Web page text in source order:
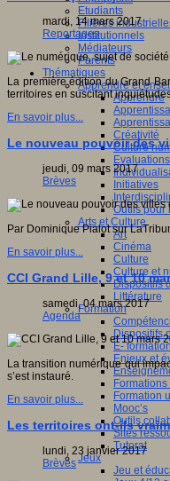
Etudiants
Filières
Institutionnels
Médiateurs
Parents
Thématiques
Apprendre et
Apprendre
Créativité
Culture
Evaluations
Initiatives
Outils pour
Arts et Culture
Art
Cinéma
Culture
Culture et
Dispositifs
Littérature
Formation
Dispositifs
E-
Enjeux et
Formation
Mooc’s
Outils
Sites
Tutorat
Jeux
Jeu et
mardi, 14 mars 2017
Reportages
La première édition du Grand
territoires en suscitant
En savoir plus...
Le nouveau pouvoir des
jeudi, 09 mars 2017
Brèves
Par Dominique Pialot sur
En savoir plus...
CCI Grand Lille, 9 et 10
samedi, 04 mars 2017
Agenda
La transition numérique qui
s’est instauré.
En savoir plus...
Les territoires ont-ils
lundi, 23 janvier 2017
Brèves